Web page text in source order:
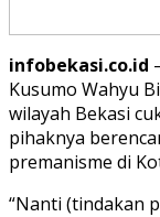
infobekasi.co.id
Kusumo Wahyu
wilayah Bekasi
pihaknya
premanisme di
“Nanti (tindakan